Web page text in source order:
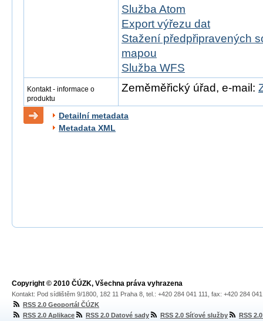
Služba Atom
Export výřezu dat
Stažení předpřipravených
mapou
Služba WFS
Kontakt - informace o
produktu
Zeměměřický úřad, e-mail:
Detailní metadata
Metadata XML
Copyright © 2010 ČÚZK, Všechna práva vyhrazena
Kontakt: Pod sídlištěm 9/1800, 182 11 Praha 8, tel.: +420 284 041 111, fax: +420 284
RSS 2.0 Geoportál ČÚZK
RSS 2.0 Aplikace
RSS 2.0 Datové sady RSS 2.0 Síťové služby RSS